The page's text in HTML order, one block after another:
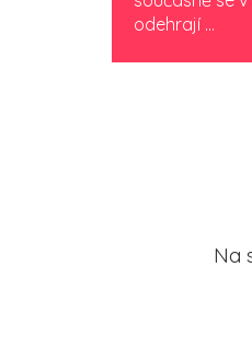
odehrají ...
Na